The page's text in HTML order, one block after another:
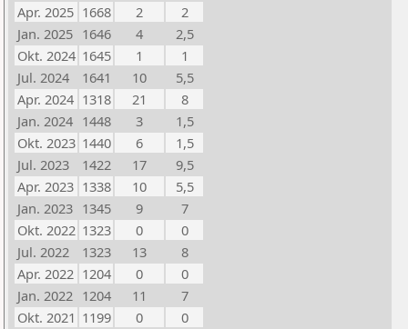
Apr. 2025 1668 2
2
Jan. 2025 1646 4
2,5
Okt. 2024 1645 1
1
Jul. 2024
1641 10
5,5
Apr. 2024 1318 21
8
Jan. 2024 1448 3
1,5
Okt. 2023 1440 6
1,5
Jul. 2023
1422 17
9,5
Apr. 2023 1338 10
5,5
Jan. 2023 1345 9
7
Okt. 2022 1323 0
0
Jul. 2022
1323 13
8
Apr. 2022 1204 0
0
Jan. 2022 1204 11
7
Okt. 2021 1199 0
0